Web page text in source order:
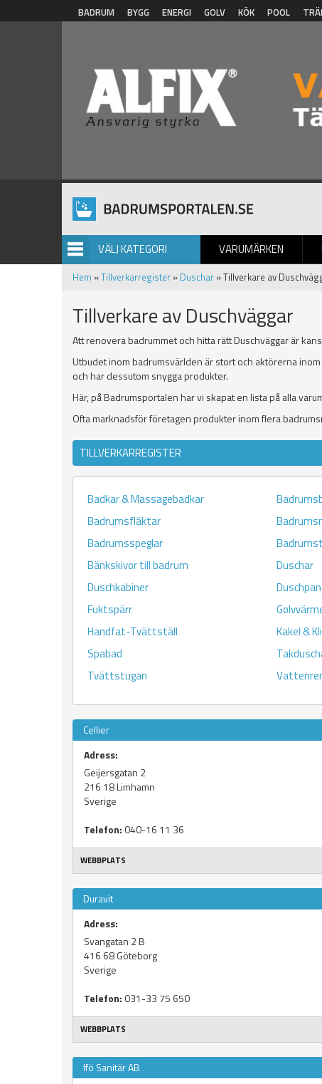
Hoppa till huvudinnehåll
BADRUM BYGG ENERGI GOLV KÖK POOL
VÄLJ KATEGORI VARUMÄRKEN
BILDGALLERI
Hem »Tillverkarregister » Duschar » Tillverkare av
Tillverkare av Duschväggar
Att renovera badrummet och hitta rätt Duschväggar är
Utbudet inom badrumsvärlden är stort och aktörerna
och har dessutom snygga produkter.
Här, på Badrumsportalen har vi skapat en lista på alla
Ofta marknadsför företagen produkter inom flera
TILLVERKARREGISTER
Badkar & Massagebadkar
Badrumsfläktar
Badrumsspeglar
Bänkskivor till badrum
Duschar
Duschkabiner
Fuktspärr
Handfat-Tvättställ
Kakel &
Spabad
Tvättstugan
Cellier
Adress:
Geijersgatan 2
216 18Limhamn
Sverige
Telefon: 040-16 11 36
WEBBPLATS
Duravit
Adress:
Svangatan 2 B
416 68Göteborg
Sverige
Telefon: 031-33 75 650
WEBBPLATS
Ifö Sanitär AB